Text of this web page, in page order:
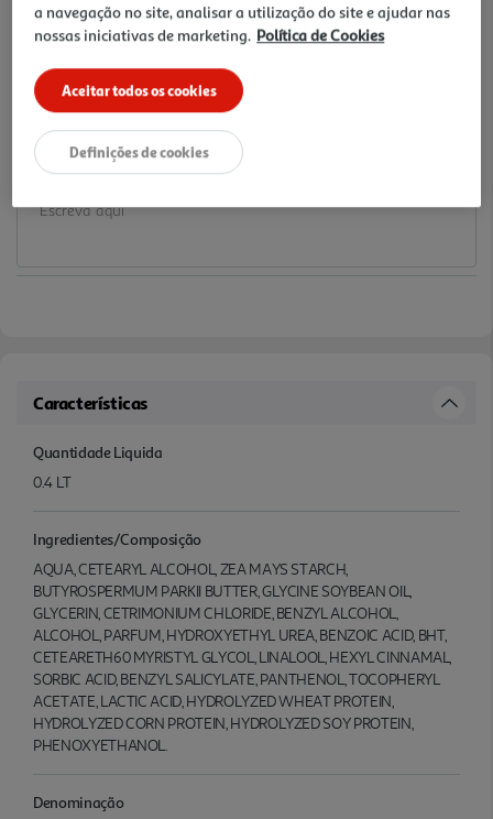
6,32 €
-10% Imediato Exclusivo Online
De 2/8/2026 a 1/9/2026
Notas de preparação
Características
Quantidade Liquida
0.4 LT
Ingredientes/Composição
AQUA, CETEARYL ALCOHOL, ZEA MAYS STARCH,
BUTYROSPERMUM PARKII BUTTER, GLYCINE SOYBEAN OIL,
GLYCERIN, CETRIMONIUM CHLORIDE, BENZYL ALCOHOL,
ALCOHOL, PARFUM, HYDROXYETHYL UREA, BENZOIC ACID, BHT,
CETEARETH60 MYRISTYL GLYCOL, LINALOOL, HEXYL CINNAMAL,
SORBIC ACID, BENZYL SALICYLATE, PANTHENOL, TOCOPHERYL
ACETATE, LACTIC ACID, HYDROLYZED WHEAT PROTEIN,
HYDROLYZED CORN PROTEIN, HYDROLYZED SOY PROTEIN,
PHENOXYETHANOL.
Denominação
a navegação no site, analisar a utilização do site e ajudar nas
nossas iniciativas de marketing. Política de Cookies
Aceitar todos os cookies
Definições de cookies